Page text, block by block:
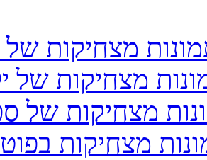
מצחיקות של
מצחיקות של
מצחיקות של
מצחיקות